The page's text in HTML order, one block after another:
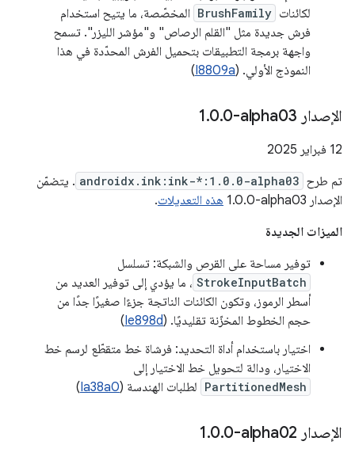
لكائنات BrushFamily المخصّصة، ما يتيح استخدام
فرش جديدة مثل "القلم الرصاص" و"مؤشر الليزر". تسمح
واجهة برمجة التطبيقات بتحميل الفرش المحدّدة في هذا
النموذج الأولي. (I8809a
)
الإصدار ‎1 .0.0-alpha03
‫12 فبراير 2025
تم طرح androidx.ink:ink-*:1.0.0-alpha03 . يتضمّن
الإصدار ‎1.0.0-alpha03
هذه التعديلات.
الميزات الجديدة
توفير مساحة على القرص والشبكة: تسلسل
StrokeInputBatch ، ما يؤدي إلى توفير العديد من
أسطر الرموز، وتكون الكائنات الناتجة جزءًا صغيرًا جدًا من
حجم الخطوط المخزّنة تقليديًا. (Ie898d
)
اختيار باستخدام أداة التحديد: فرشاة خط متقطّع لرسم خط
الاختيار، ودالة لتحويل خط الاختيار إلى
PartitionedMesh لطلبات الهندسة (Ia38a0
)
الإصدار ‎1 .0.0-alpha02